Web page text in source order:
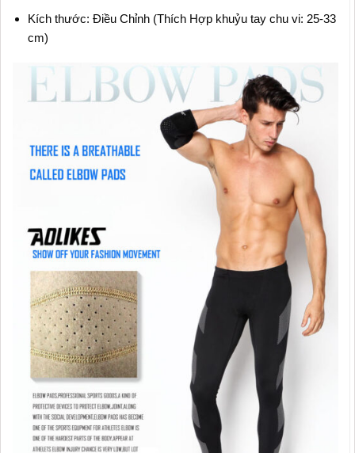
Kích thước: Điều Chỉnh (Thích Hợp khuỷu tay chu vi: 25-33
cm)